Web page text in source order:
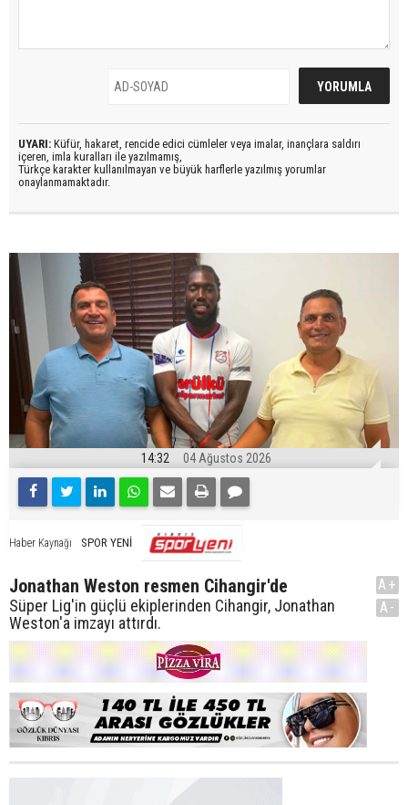
UYARI: Küfür, hakaret, rencide edici cümleler veya imalar, inançlara saldırı
içeren, imla kuralları ile yazılmamış,
Türkçe karakter kullanılmayan ve büyük harflerle yazılmış yorumlar
onaylanmamaktadır.
14:32 04 Ağustos 2026
Haber Kaynağı SPOR YENİ
Jonathan Weston resmen Cihangir'de
Süper Lig'in güçlü ekiplerinden Cihangir, Jonathan
Weston'a imzayı attırdı.
A+
A-